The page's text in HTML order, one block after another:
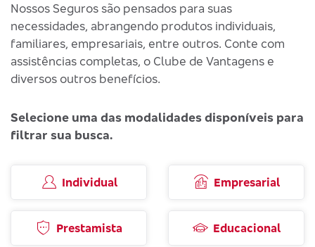
Nossos Seguros são pensados para suas
necessidades, abrangendo produtos individuais,
familiares, empresariais, entre outros. Conte com
assistências completas, o Clube de Vantagens e
diversos outros benefícios.
Selecione uma das modalidades disponíveis para
filtrar sua busca.
Individual Empresarial
Prestamista Educacional